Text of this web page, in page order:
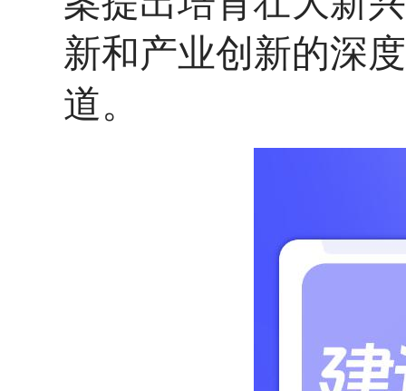
新和产业创新的深
道。